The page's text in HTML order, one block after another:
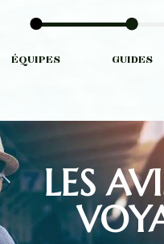
ÉQUIPES GUIDES
LES